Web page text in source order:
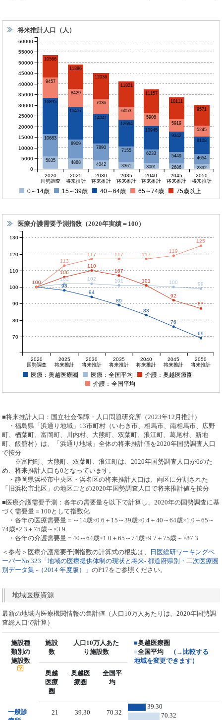
将来推計人口（人）
5835 4888 4042 3361 3001 2686 2392
10683
8909
7890
7155
6233 5449 4654
16895
15457
14041
12694
10945
9342
8108
9457
8429
7036
6053
5908
5919
5245
10566
11396
12036
11821
11157
10111
9571
2020
国勢調査
2025
将来推計
2030
将来推計
2035
将来推計
2040
将来推計
2045
将来推計
2050
将来推計
0
5000
10000
15000
20000
25000
30000
35000
40000
45000
50000
55000
60000
0～14歳 15～39歳 40～64歳 65～74歳 75歳以上
医療介護需要予測指数（2020年実績＝100）
100
98
94
89
83
76
69
100
102 102 101 101 100 99
100
106
110
107
101
92
87
100
113
117 117 117
119
125
2020
国勢調査
2025
将来推計
2030
将来推計
2035
将来推計
2040
将来推計
2045
将来推計
2050
将来推計
70
80
90
100
110
120
130
医療：奥越医療圏 医療：全国平均
介護：奥越医療圏
介護：全国平均
■将来推計人口：国立社会保障・人口問題研究所（2023年12月推計）
・福島県「浜通り地域」13市町村（いわき市、相馬市、南相馬市、広野
町、楢葉町、富岡町、川内村、大熊町、双葉町、浪江町、葛尾村、新地
町、飯舘村）は、「浜通り地域」全体の将来推計値を2020年国勢調査人口
で按分
※富岡町、大熊町、双葉町、浪江町は、2020年国勢調査人口が0のた
め、将来推計人口も0となっています。
・静岡県浜松市中央区・浜名区の将来推計人口は、両区に分割された
「旧浜松市北区」の地区ごとの2020年国勢調査人口で将来推計値を按分
■医療介護需要予測：各年の需要量を以下で計算し、2020年の国勢調査に基
づく需要量＝100として指数化
・各年の医療需要量＝～14歳×0.6＋15～39歳×0.4＋40～64歳×1.0＋65～
74歳×2.3＋75歳～×3.9
・各年の介護需要量＝40～64歳×1.0＋65～74歳×9.7＋75歳～×87.3
＜参考＞医療介護需要予測指数の計算式の根拠は、
日医総研ワーキングペ
ーパーNo.323「地域の医療提供体制の現状と将来- 都道府県別・二次医療圏
別データ集 -（2014 年度版）」のP17をご参照ください。
地域医療資源
最新の地域内医療機関情報の集計値（人口10万人あたりは、2020年国勢調
査総人口で計算）
施設種
類別の
施設数
施設
数
人口10万人あた
り施設数
■奥越医療圏
■全国平均
（→比較する
地域を変更できます）
奥越
医療
圏
奥越医
療圏
全国平
均
一般診
21 39.30 70.32
39.30
70.32